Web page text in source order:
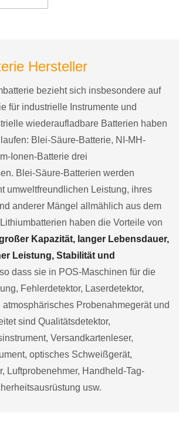
Hersteller
bezieht sich insbesondere auf
für industrielle Instrumente und
wiederaufladbare Batterien haben
Blei-Säure-Batterie, NI-MH-
Ionen-Batterie drei
Blei-Säure-Batterien werden
umweltfreundlichen Leistung, ihres
anderer Mängel allmählich aus dem
haben die Vorteile von
Kapazität, langer Lebensdauer,
Leistung, Stabilität und
dass sie in POS-Maschinen für die
Fehlerdetektor, Laserdetektor,
atmosphärisches Probenahmegerät und
sind Qualitätsdetektor,
Versandkartenleser,
optisches Schweißgerät,
Luftprobenehmer, Handheld-Tag-
usw.